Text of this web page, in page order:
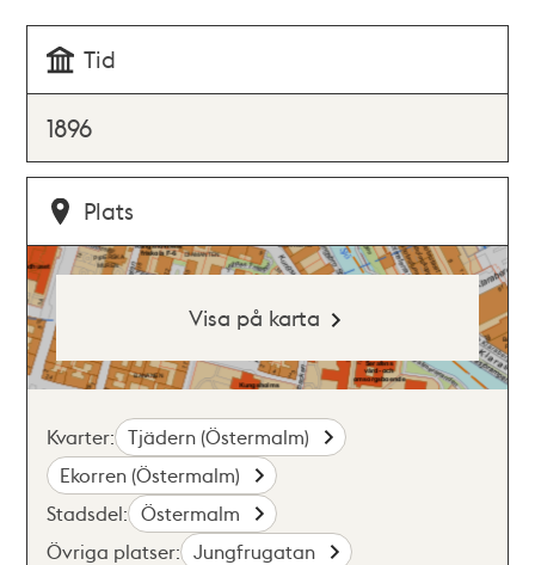
Tid
1896
Plats
Visa på karta
Kvarter: Tjädern (Östermalm)
Ekorren (Östermalm)
Stadsdel: Östermalm
Övriga platser: Jungfrugatan